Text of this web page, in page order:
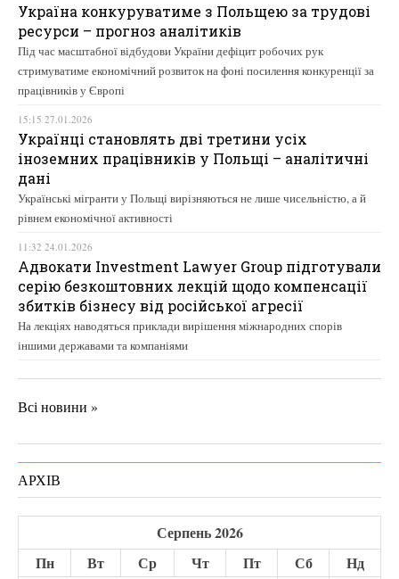
Україна конкуруватиме з Польщею за трудові
ресурси – прогноз аналітиків
Під час масштабної відбудови України дефіцит робочих рук
стримуватиме економічний розвиток на фоні посилення конкуренції за
працівників у Європі
15:15 27.01.2026
Українці становлять дві третини усіх
іноземних працівників у Польщі – аналітичні
дані
Українські мігранти у Польщі вирізняються не лише чисельністю, а й
рівнем економічної активності
11:32 24.01.2026
Адвокати Investment Lawyer Group підготували
серію безкоштовних лекцій щодо компенсації
збитків бізнесу від російської агресії
На лекціях наводяться приклади вирішення міжнародних спорів
іншими державами та компаніями
Всі новини »
АРХІВ
Серпень 2026
Пн
Вт Ср Чт Пт Сб Нд